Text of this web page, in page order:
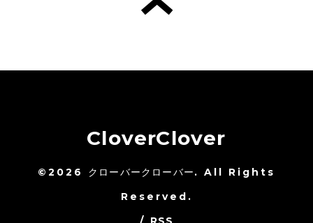
CloverClover
©2026 クローバークローバー. All Rights
Reserved.